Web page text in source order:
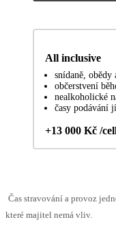
All inclusive
snídaně, obědy
občerstvení
nealkoholické
časy podávání
+13 000 Kč /
Čas stravování a provoz
které majitel nemá vliv.